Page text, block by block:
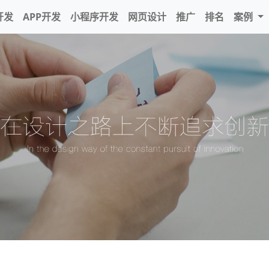
发 APP开发 小程序开发 网页设计 推广 排名 案例